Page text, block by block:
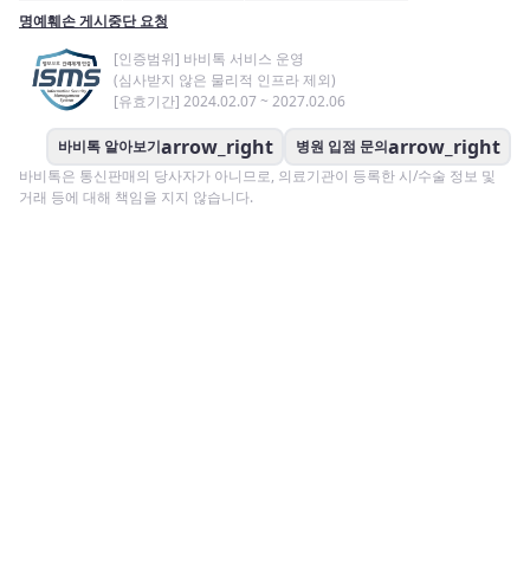
명예훼손 게시중단 요청
[인증범위] 바비톡 서비스 운영
(심사받지 않은 물리적 인프라 제외)
[유효기간] 2024.02.07 ~ 2027.02.06
바비톡 알아보기arrow_right 병원 입점 문의arrow_right
바비톡은 통신판매의 당사자가 아니므로, 의료기관이 등록한 시/수술 정보 및
거래 등에 대해 책임을 지지 않습니다.